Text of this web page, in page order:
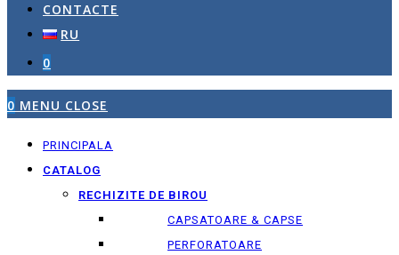
CONTACTE
RU
0
0 MENU CLOSE
PRINCIPALA
CATALOG
RECHIZITE DE BIROU
CAPSATOARE & CAPSE
PERFORATOARE